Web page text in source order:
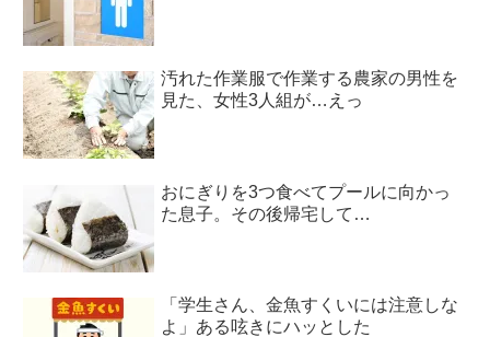
汚れた作業服で作業する農家の男性を
見た、女性3人組が…えっ
おにぎりを3つ食べてプールに向かっ
た息子。その後帰宅して…
「学生さん、金魚すくいには注意しな
よ」ある呟きにハッとした